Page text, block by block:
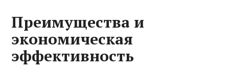
Преимущества и
экономическая
эффективность